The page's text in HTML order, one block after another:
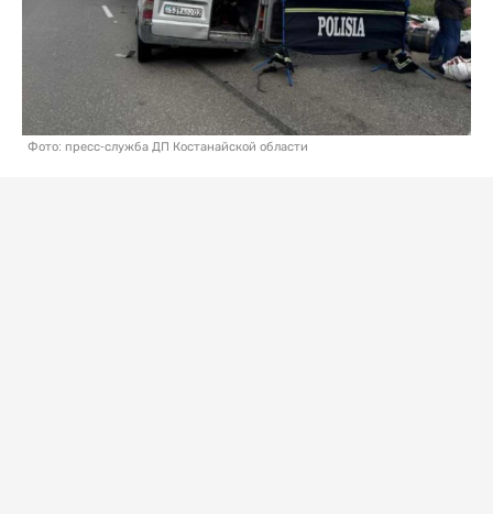
Фото: пресс-служба ДП Костанайской области